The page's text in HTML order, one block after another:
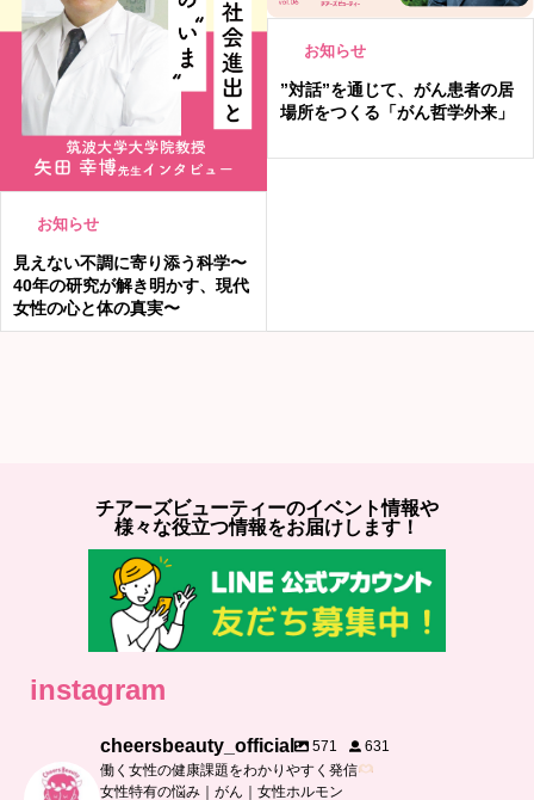
お知らせ
見えない不調に寄り添う科学〜
40年の研究が解き明かす、現代
女性の心と体の真実〜
お知らせ
”対話”を通じて、がん患者の居
場所をつくる「がん哲学外来」
チアーズビューティーのイベント情報や
様々な役立つ情報をお届けします！
instagram
cheersbeauty_official 571
631
働く女性の健康課題をわかりやすく発信
女性特有の悩み｜がん｜女性ホルモン